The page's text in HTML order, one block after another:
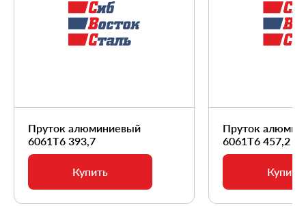
Пруток алюминиевый
6061Т6 393,7
Купить
Пруток
6061Т6 457,2
Купить